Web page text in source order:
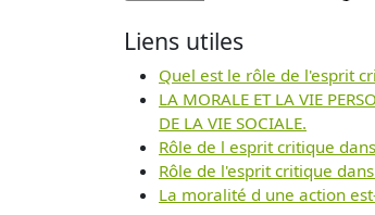
Liens utiles
Quel est le rôle de l'esprit
LA MORALE ET LA VIE
DE LA VIE SOCIALE.
Rôle de l esprit critique
Rôle de l'esprit critique
La moralité d une action